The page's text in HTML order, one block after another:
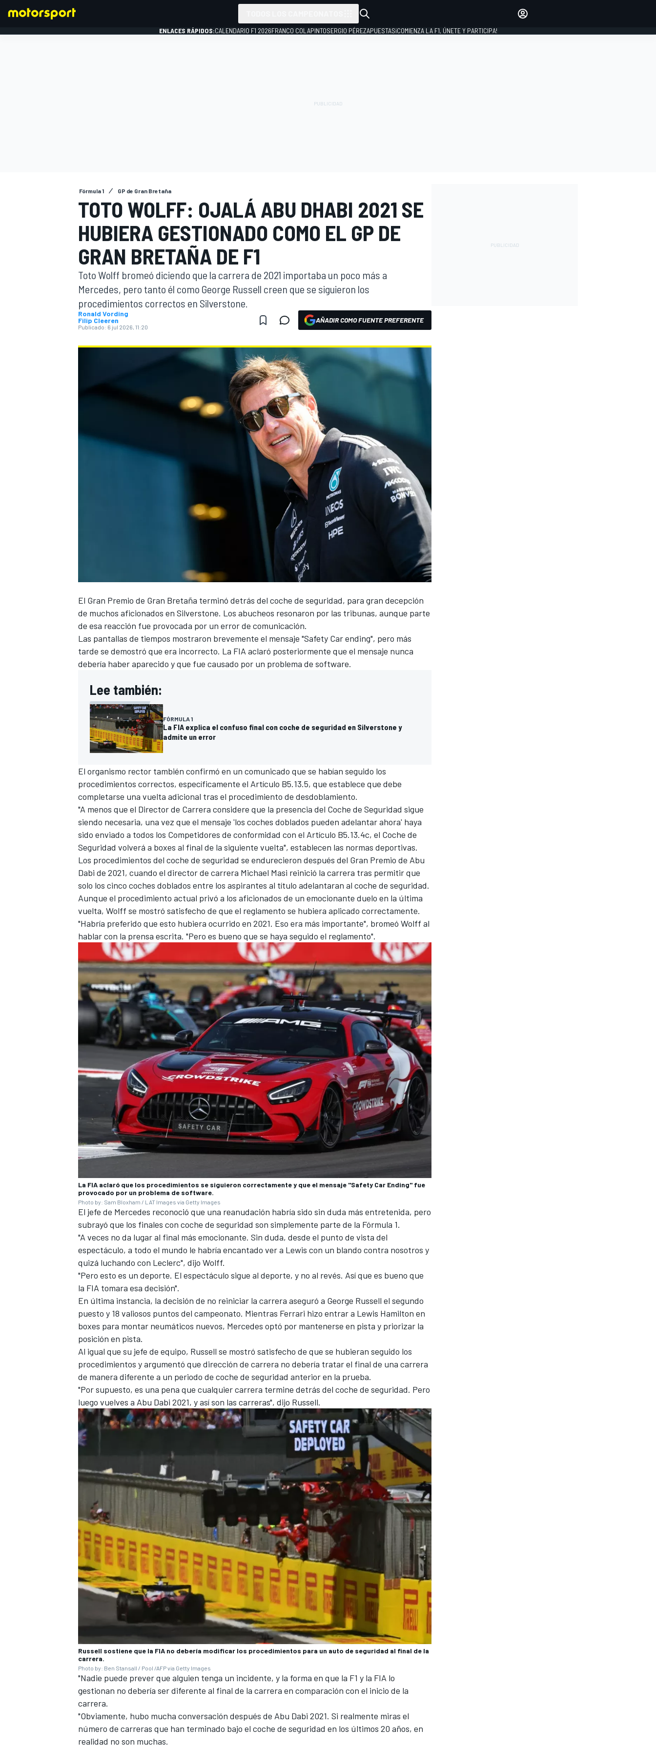
INDYCAR
FÓRMULA E
WRC
MÁS CATEGORÍAS
INICIAR SESIÓN
ENLACES RÁPIDOS:CALENDARIO F1 2026FRANCO COLAPINTOSERGIO PÉREZAPUESTAS¡COMIENZA LA F1, ÚNETE Y PARTICIPA!
Fórmula 1 GP de Gran Bretaña
TOTO WOLFF: OJALÁ ABU DHABI 2021 SE
HUBIERA GESTIONADO COMO EL GP DE
GRAN BRETAÑA DE F1
Toto Wolff bromeó diciendo que la carrera de 2021 importaba un poco más a
Mercedes, pero tanto él como George Russell creen que se siguieron los
procedimientos correctos en Silverstone.
Ronald Vording
Filip Cleeren
Publicado: 6 jul 2026, 11:20
AÑADIR COMO FUENTE PREFERENTE
El Gran Premio de Gran Bretaña terminó detrás del coche de seguridad, para gran decepción
de muchos aficionados en Silverstone. Los abucheos resonaron por las tribunas, aunque parte
de esa reacción fue provocada por un error de comunicación.
Las pantallas de tiempos mostraron brevemente el mensaje "Safety Car ending", pero más
tarde se demostró que era incorrecto. La FIA aclaró posteriormente que el mensaje nunca
debería haber aparecido y que fue causado por un problema de software.
Lee también:
FÓRMULA 1
La FIA explica el confuso final con coche de seguridad en Silverstone y
admite un error
El organismo rector también confirmó en un comunicado que se habían seguido los
procedimientos correctos, específicamente el Artículo B5.13.5, que establece que debe
completarse una vuelta adicional tras el procedimiento de desdoblamiento.
"A menos que el Director de Carrera considere que la presencia del Coche de Seguridad sigue
siendo necesaria, una vez que el mensaje 'los coches doblados pueden adelantar ahora' haya
sido enviado a todos los Competidores de conformidad con el Artículo B5.13.4c, el Coche de
Seguridad volverá a boxes al final de la siguiente vuelta", establecen las normas deportivas.
Los procedimientos del coche de seguridad se endurecieron después del Gran Premio de Abu
Dabi de 2021, cuando el director de carrera Michael Masi reinició la carrera tras permitir que
solo los cinco coches doblados entre los aspirantes al título adelantaran al coche de seguridad.
Aunque el procedimiento actual privó a los aficionados de un emocionante duelo en la última
vuelta, Wolff se mostró satisfecho de que el reglamento se hubiera aplicado correctamente.
"Habría preferido que esto hubiera ocurrido en 2021. Eso era más importante", bromeó Wolff al
hablar con la prensa escrita. "Pero es bueno que se haya seguido el reglamento".
La FIA aclaró que los procedimientos se siguieron correctamente y que el mensaje "Safety Car Ending" fue
provocado por un problema de software.
Photo by: Sam Bloxham / LAT Images via Getty Images
El jefe de Mercedes reconoció que una reanudación habría sido sin duda más entretenida, pero
subrayó que los finales con coche de seguridad son simplemente parte de la Fórmula 1.
"A veces no da lugar al final más emocionante. Sin duda, desde el punto de vista del
espectáculo, a todo el mundo le habría encantado ver a Lewis con un blando contra nosotros y
quizá luchando con Leclerc", dijo Wolff.
"Pero esto es un deporte. El espectáculo sigue al deporte, y no al revés. Así que es bueno que
la FIA tomara esa decisión".
En última instancia, la decisión de no reiniciar la carrera aseguró a George Russell el segundo
puesto y 18 valiosos puntos del campeonato. Mientras Ferrari hizo entrar a Lewis Hamilton en
boxes para montar neumáticos nuevos, Mercedes optó por mantenerse en pista y priorizar la
posición en pista.
Al igual que su jefe de equipo, Russell se mostró satisfecho de que se hubieran seguido los
procedimientos y argumentó que dirección de carrera no debería tratar el final de una carrera
de manera diferente a un periodo de coche de seguridad anterior en la prueba.
"Por supuesto, es una pena que cualquier carrera termine detrás del coche de seguridad. Pero
luego vuelves a Abu Dabi 2021, y así son las carreras", dijo Russell.
Russell sostiene que la FIA no debería modificar los procedimientos para un auto de seguridad al final de la
carrera.
Photo by: Ben Stansall / Pool /AFP via Getty Images
"Nadie puede prever que alguien tenga un incidente, y la forma en que la F1 y la FIA lo
gestionan no debería ser diferente al final de la carrera en comparación con el inicio de la
carrera.
"Obviamente, hubo mucha conversación después de Abu Dabi 2021. Si realmente miras el
número de carreras que han terminado bajo el coche de seguridad en los últimos 20 años, en
realidad no son muchas.